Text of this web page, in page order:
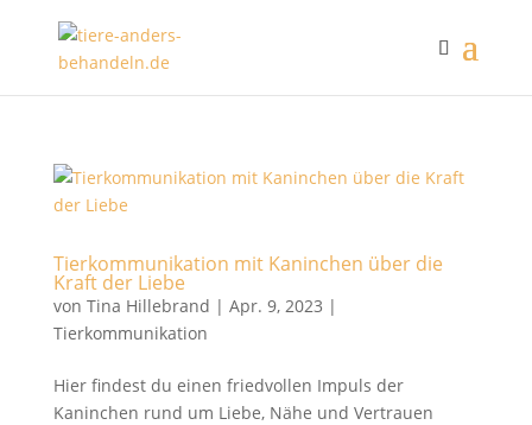
Tierkommunikation mit Kaninchen über die
Kraft der Liebe
von Tina Hillebrand | Apr. 9, 2023 |
Tierkommunikation
Hier findest du einen friedvollen Impuls der
Kaninchen rund um Liebe, Nähe und Vertrauen